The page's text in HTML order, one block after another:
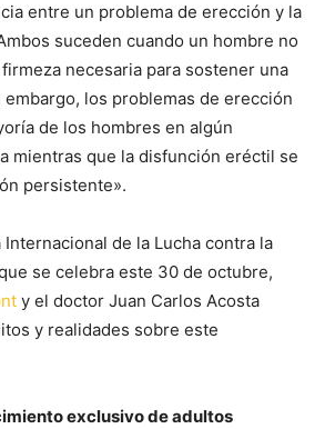
entre un problema de erección y la
suceden cuando un hombre no
necesaria para sostener una
los problemas de erección
de los hombres en algún
mientras que la disfunción eréctil se
persistente».
Internacional de la Lucha contra la
se celebra este 30 de octubre,
y el doctor Juan Carlos Acosta
y realidades sobre este
exclusivo de adultos